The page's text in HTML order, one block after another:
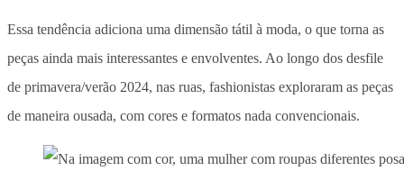
Essa tendência adiciona uma dimensão tátil à moda, o que torna as
peças ainda mais interessantes e envolventes. Ao longo dos desfile
de primavera/verão 2024, nas ruas, fashionistas exploraram as peças
de maneira ousada, com cores e formatos nada convencionais.